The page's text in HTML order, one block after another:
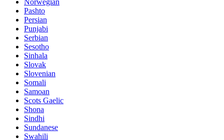
Norwegian
Pashto
Persian
Punjabi
Serbian
Sesotho
Sinhala
Slovak
Slovenian
Somali
Samoan
Scots Gaelic
Shona
Sindhi
Sundanese
Swahili